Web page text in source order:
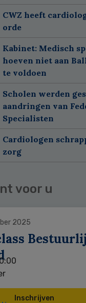
CWZ heeft
orde
Kabinet: Medisch
hoeven niet aan
te voldoen
Scholen werden
aandringen van
Specialisten
Cardiologen
zorg
voor u
2025
Inschrijven